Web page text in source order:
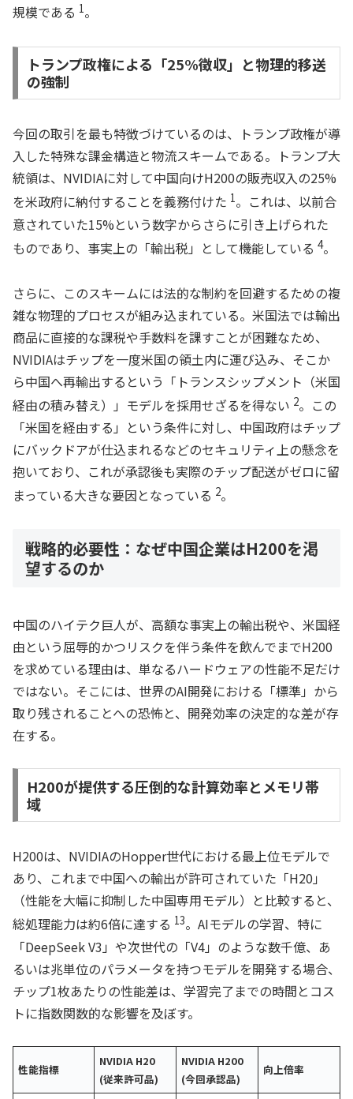
規模である 1。
トランプ政権による「25%徴収」と物理的移送
の強制
今回の取引を最も特徴づけているのは、トランプ政権が導
入した特殊な課金構造と物流スキームである。トランプ大
統領は、NVIDIAに対して中国向けH200の販売収入の25%
を米政府に納付することを義務付けた 1。これは、以前合
意されていた15%という数字からさらに引き上げられた
ものであり、事実上の「輸出税」として機能している 4。
さらに、このスキームには法的な制約を回避するための複
雑な物理的プロセスが組み込まれている。米国法では輸出
商品に直接的な課税や手数料を課すことが困難なため、
NVIDIAはチップを一度米国の領土内に運び込み、そこか
ら中国へ再輸出するという「トランスシップメント（米国
経由の積み替え）」モデルを採用せざるを得ない 2。この
「米国を経由する」という条件に対し、中国政府はチップ
にバックドアが仕込まれるなどのセキュリティ上の懸念を
抱いており、これが承認後も実際のチップ配送がゼロに留
まっている大きな要因となっている 2。
戦略的必要性：なぜ中国企業はH200を渇
望するのか
中国のハイテク巨人が、高額な事実上の輸出税や、米国経
由という屈辱的かつリスクを伴う条件を飲んでまでH200
を求めている理由は、単なるハードウェアの性能不足だけ
ではない。そこには、世界のAI開発における「標準」から
取り残されることへの恐怖と、開発効率の決定的な差が存
在する。
H200が提供する圧倒的な計算効率とメモリ帯
域
H200は、NVIDIAのHopper世代における最上位モデルで
あり、これまで中国への輸出が許可されていた「H20」
（性能を大幅に抑制した中国専用モデル）と比較すると、
総処理能力は約6倍に達する 13。AIモデルの学習、特に
「DeepSeek V3」や次世代の「V4」のような数千億、あ
るいは兆単位のパラメータを持つモデルを開発する場合、
チップ1枚あたりの性能差は、学習完了までの時間とコス
トに指数関数的な影響を及ぼす。
性能指標
NVIDIA H20
(従来許可品)
NVIDIA H200
(今回承認品)
向上倍率